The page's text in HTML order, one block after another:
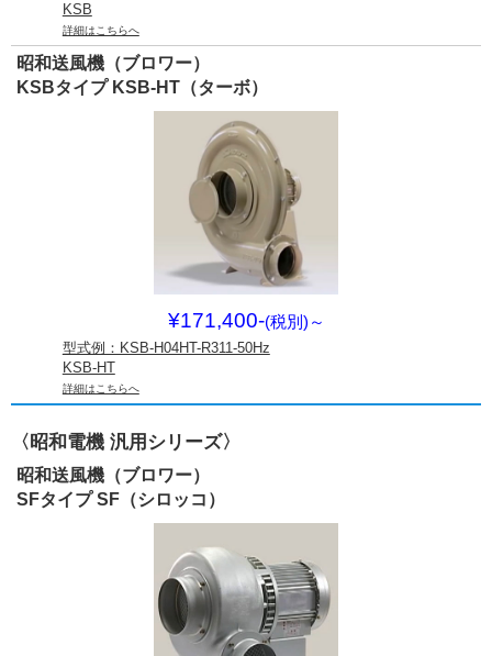
KSB
詳細はこちらへ
昭和送風機（ブロワー）
KSBタイプ KSB-HT（ターボ）
¥171,400-(税別) ～
型式例：KSB-H04HT-R311-50Hz
KSB-HT
詳細はこちらへ
〈昭和電機 汎用シリーズ〉
昭和送風機（ブロワー）
SFタイプ SF（シロッコ）